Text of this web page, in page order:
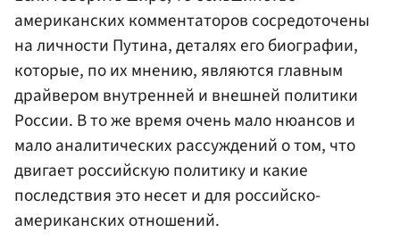
американских комментаторов сосредоточены
на личности Путина, деталях его биографии,
которые, по их мнению, являются главным
драйвером внутренней и внешней политики
России. В то же время очень мало нюансов и
мало аналитических рассуждений о том, что
двигает российскую политику и какие
последствия это несет и для российско-
американских отношений.